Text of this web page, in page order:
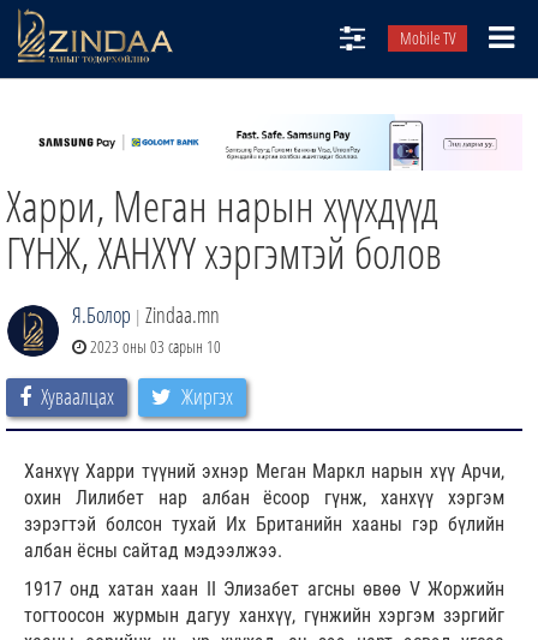
Mobile TV
ТВ8
ӨГЛӨӨНИЙ СОНИН
АУДИО ЗОХИОЛ
ЗИНДАА СЭТГҮҮЛ
Харри, Меган нарын хүүхдүүд
ГҮНЖ, ХАНХҮҮ хэргэмтэй болов
Я.Болор | Zindaa.mn
2023 оны 03 сарын 10
Хуваалцах Жиргэх
Ханхүү Харри түүний эхнэр Меган Маркл нарын хүү Арчи,
охин Лилибет нар албан ёсоор гүнж, ханхүү хэргэм
зэрэгтэй болсон тухай Их Британийн хааны гэр бүлийн
албан ёсны сайтад мэдээлжээ.
1917 онд хатан хаан II Элизабет агсны өвөө V Жоржийн
тогтоосон журмын дагуу ханхүү, гүнжийн хэргэм зэргийг